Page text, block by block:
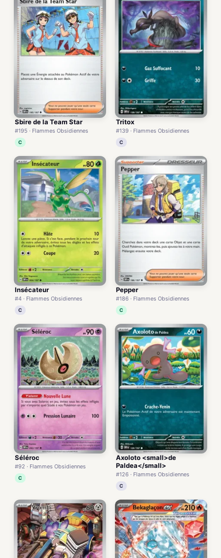
Sbire de la Team Star
#195 · Flammes Obsidiennes
C
Tritox
#139 · Flammes Obsidiennes
C
Insécateur
#4 · Flammes Obsidiennes
C
Pepper
#186 · Flammes Obsidiennes
C
Séléroc
#92 · Flammes Obsidiennes
C
Axoloto <small>de
Paldea</small>
#126 · Flammes Obsidiennes
C